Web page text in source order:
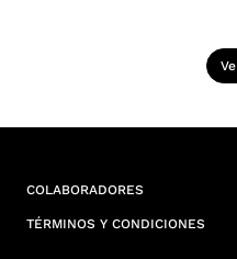
COLABORADORES
TÉRMINOS Y CONDICIONES